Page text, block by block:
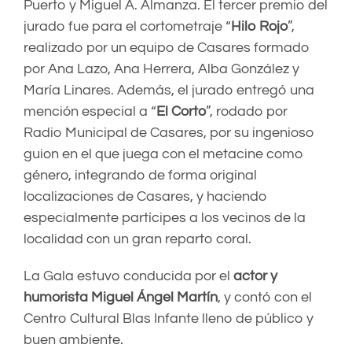
Puerto y Miguel A. Almanza. El tercer premio del
jurado fue para el cortometraje “Hilo Rojo”,
realizado por un equipo de Casares formado
por Ana Lazo, Ana Herrera, Alba González y
María Linares. Además, el jurado entregó una
mención especial a “El Corto”, rodado por
Radio Municipal de Casares, por su ingenioso
guion en el que juega con el metacine como
género, integrando de forma original
localizaciones de Casares, y haciendo
especialmente partícipes a los vecinos de la
localidad con un gran reparto coral.
La Gala estuvo conducida por el actor y
humorista Miguel Ángel Martín, y contó con el
Centro Cultural Blas Infante lleno de público y
buen ambiente.